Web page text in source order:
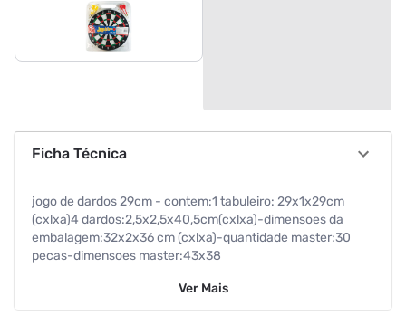
Ficha Técnica
jogo de dardos 29cm - contem:1 tabuleiro: 29x1x29cm
(cxlxa)4 dardos:2,5x2,5x40,5cm(cxlxa)-dimensoes da
embalagem:32x2x36 cm (cxlxa)-quantidade master:30
pecas-dimensoes master:43x38
Ver Mais